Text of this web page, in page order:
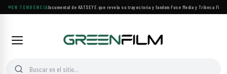
EN TENDENCIA
Llega a cines el documental de KATSEYE que revela su trayectoria y fandom· Fuse Media y Tribeca